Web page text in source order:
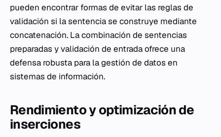
pueden encontrar formas de evitar las reglas de
validación si la sentencia se construye mediante
concatenación. La combinación de sentencias
preparadas y validación de entrada ofrece una
defensa robusta para la gestión de datos en
sistemas de información.
Rendimiento y optimización de
inserciones